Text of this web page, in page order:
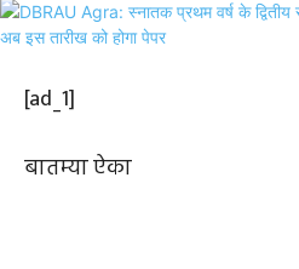
[ad_1]
बातम्या ऐका